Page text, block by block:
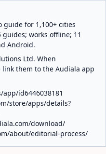
guide for 1,100+ cities
works offline; 11
Android.
Ltd. When
them to the Audiala app
id6446038181
store/apps/details?
download/
about/editorial-process/